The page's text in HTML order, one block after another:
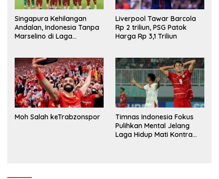
Singapura Kehilangan
Andalan, Indonesia Tanpa
Marselino di Laga
Liverpool Tawar Barcola
Rp 2 triliun, PSG Patok
Harga Rp 3,1 Triliun
Moh Salah keTrabzonspor
Timnas Indonesia Fokus
Pulihkan Mental Jelang
Laga Hidup Mati Kontra